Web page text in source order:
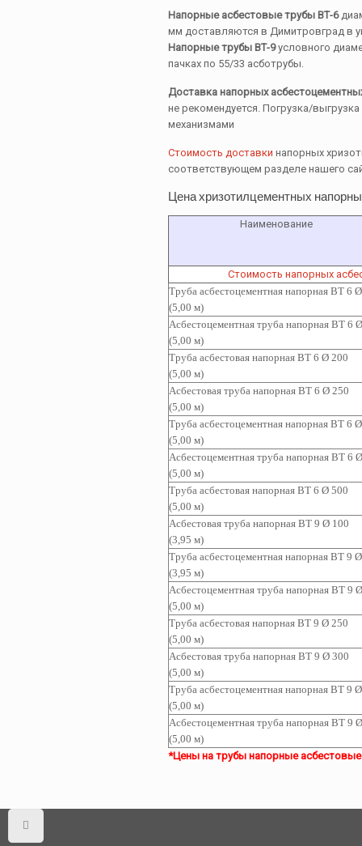
Напорные асбестовые трубы ВТ-6
мм доставляются в Димитровград в
Напорные трубы ВТ-9условного
пачках по 55/33 асботрубы.
Доставка напорных
не рекомендуется. Погрузка/
механизмами
Стоимость доставки напорных
соответствующем разделе нашего
Цена хризотилцементных
Наименование
Стоимость напорных
Труба асбестоцементная напорная ВТ 6
(5,00 м)
Асбестоцементная труба напорная ВТ 6
(5,00 м)
Труба асбестовая напорная ВТ 6 Ø 200
(5,00 м)
Асбестовая труба напорная ВТ 6 Ø 250
(5,00 м)
Труба асбестоцементнаянапорная ВТ 6
(5,00 м)
Асбестоцементная труба напорная ВТ 6
(5,00 м)
Труба асбестовая напорная ВТ 6 Ø 500
(5,00 м)
Асбестовая трубанапорная ВТ 9 Ø 100
(3,95 м)
Труба асбестоцементнаянапорная ВТ 9
(3,95 м)
Асбестоцементная труба напорная ВТ 9
(5,00 м)
Труба асбестовая напорная ВТ 9 Ø 250
(5,00 м)
Асбестовая трубанапорная ВТ 9 Ø 300
(5,00 м)
Труба асбестоцементнаянапорная ВТ 9
(5,00 м)
Асбестоцементная труба напорная ВТ 9
(5,00 м)
*Цены на трубы напорные асбестовые